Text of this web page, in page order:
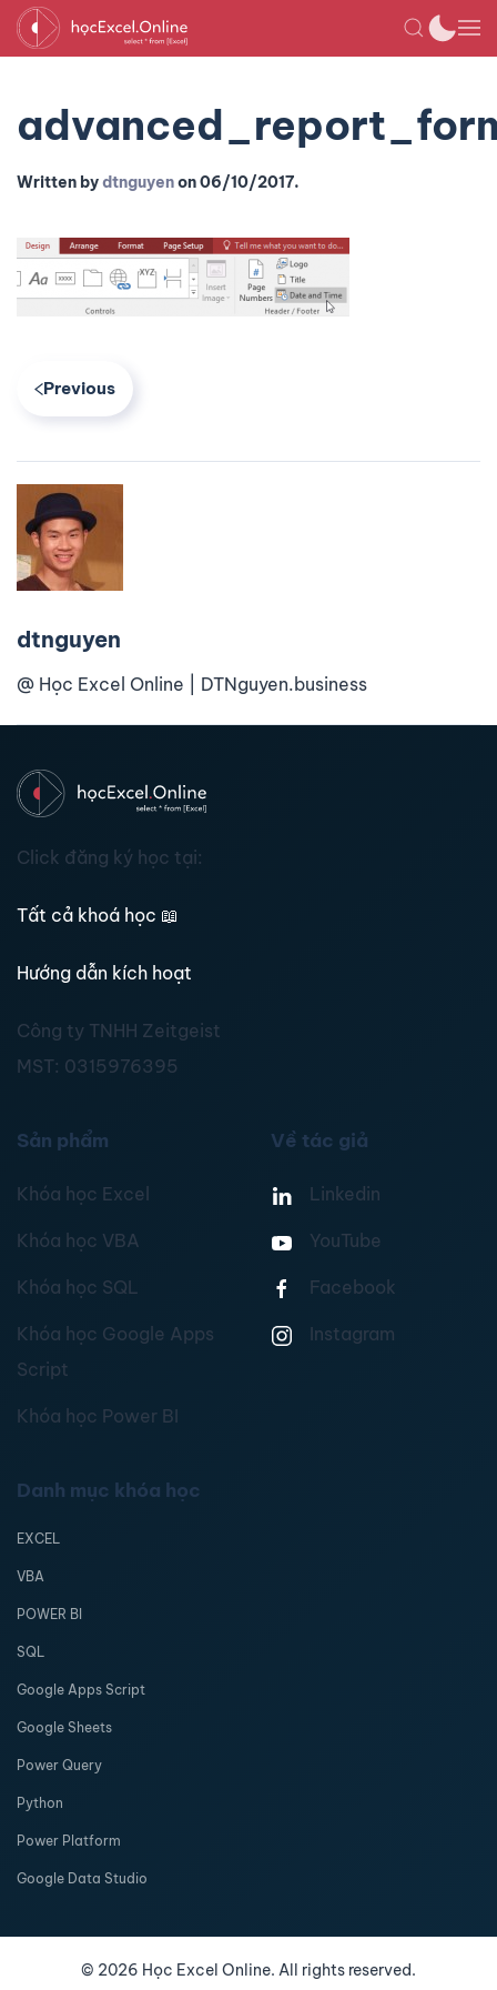
Written bydtnguyenon06/10/2017.
Previous
dtnguyen
@ Học Excel Online | DTNguyen.business
Click đăng ký học tại:
Tất cả khoá học 📖
Hướng dẫn kích hoạt
Công ty TNHH Zeitgeist
MST: 0315976395
Sản phẩm
Khóa học Excel
Khóa học VBA
Khóa học SQL
Khóa học Google Apps
Script
Khóa học Power BI
Về tác giả
Linkedin
YouTube
Facebook
Instagram
Danh mục khóa học
EXCEL
VBA
POWER BI
SQL
Google Apps Script
Google Sheets
Power Query
Python
Power Platform
Google Data Studio
© 2026 Học Excel Online. All rights reserved.